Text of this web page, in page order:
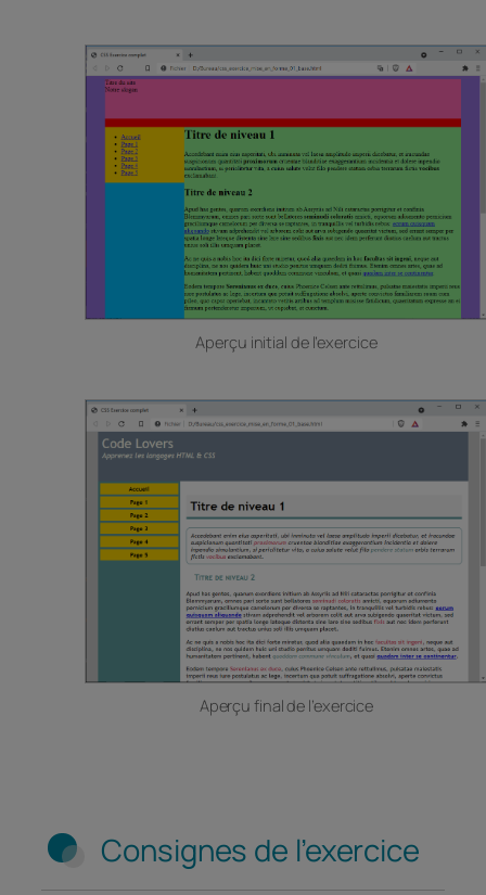
Aperçu initial de l’exercice
Aperçu final de l’exercice
Consignes de l’exercice